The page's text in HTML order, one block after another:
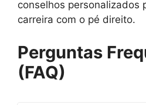
conselhos personalizados
carreira com o pé direito.
Perguntas
(FAQ)